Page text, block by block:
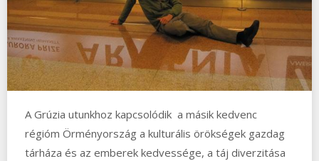
A Grúzia utunkhoz kapcsolódik a másik kedvenc
régióm Örményország a kulturális örökségek gazdag
tárháza és az emberek kedvessége, a táj diverzitása